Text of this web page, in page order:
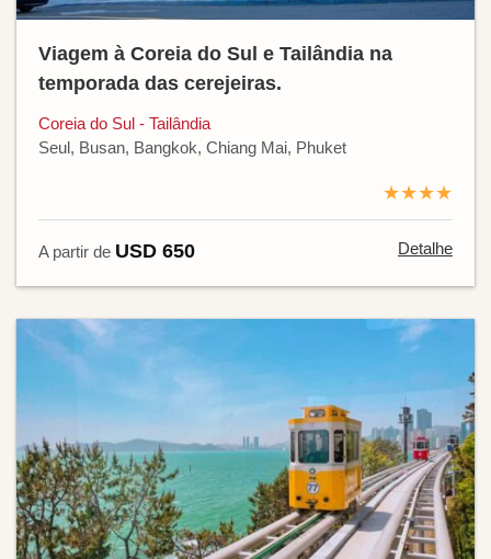
Viagem à Coreia do Sul e Tailândia na
temporada das cerejeiras.
Coreia do Sul - Tailândia
Seul, Busan, Bangkok, Chiang Mai, Phuket
★★★★
A partir de USD 650 Detalhe